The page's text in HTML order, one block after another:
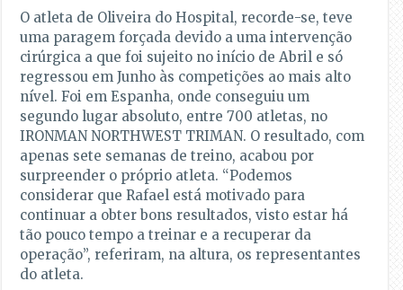
O atleta de Oliveira do Hospital, recorde-se, teve
uma paragem forçada devido a uma intervenção
cirúrgica a que foi sujeito no início de Abril e só
regressou em Junho às competições ao mais alto
nível. Foi em Espanha, onde conseguiu um
segundo lugar absoluto, entre 700 atletas, no
IRONMAN NORTHWEST TRIMAN. O resultado, com
apenas sete semanas de treino, acabou por
surpreender o próprio atleta. “Podemos
considerar que Rafael está motivado para
continuar a obter bons resultados, visto estar há
tão pouco tempo a treinar e a recuperar da
operação”, referiram, na altura, os representantes
do atleta.